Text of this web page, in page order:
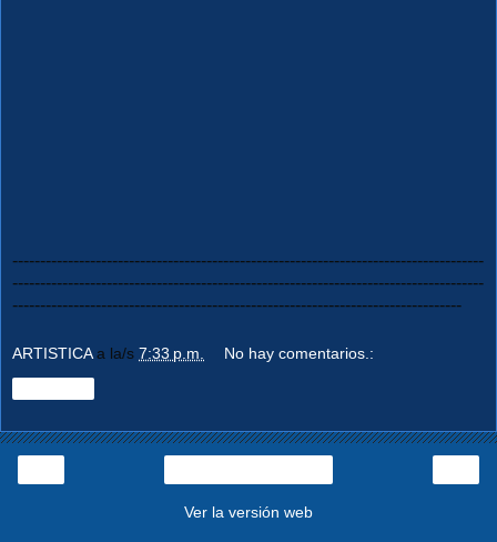
-------------------------------------------------------------------------------------
-------------------------------------------------------------------------------------
---------------------------------------------------------------------------------
ARTISTICA a la/s 7:33 p.m. No hay comentarios.:
Ver la versión web